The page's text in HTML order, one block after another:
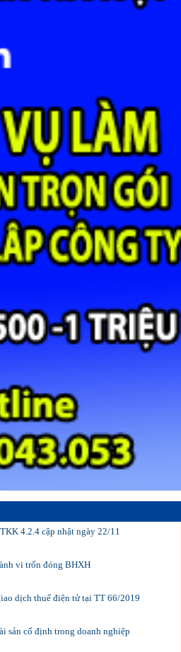
4.2.4 cập nhật ngày 22/11
vi trốn đóng BHXH
dịch thuế điện tử tại TT 66/2019
sản cố định trong doanh nghiệp